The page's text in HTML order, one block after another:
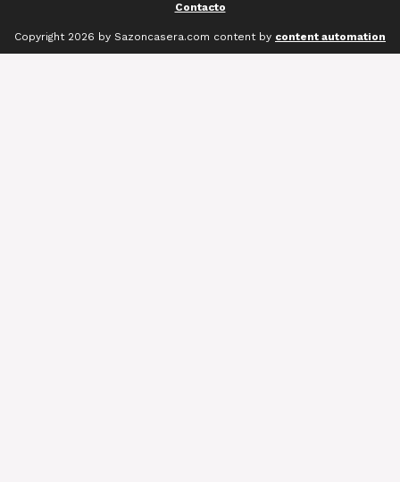
Contacto
Copyright 2026 by Sazoncasera.com content by content automation